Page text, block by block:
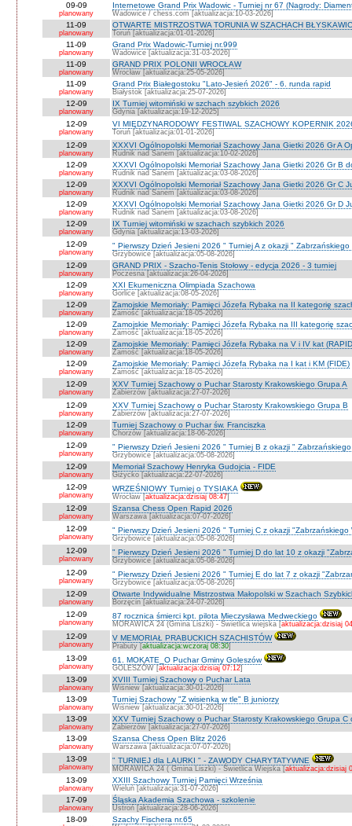
09-09
planowany
Internetowe Grand Prix Wadowic - Turniej nr 67 (Nagrody:
Wadowice / chess.com [aktualizacja:10-03-2026]
11-09
planowany
OTWARTE MISTRZOSTWA TORUNIA W SZACHACH
Toruń [aktualizacja:01-01-2026]
11-09
planowany
Grand Prix Wadowic-Turniej nr.999
Wadowice [aktualizacja:31-03-2026]
11-09
planowany
GRAND PRIX POLONII WROCŁAW
Wrocław [aktualizacja:25-05-2026]
11-09
planowany
Grand Prix Białegostoku "Lato-Jesień 2026" - 6. runda rapid
Białystok [aktualizacja:25-07-2026]
12-09
planowany
IX Turniej witomiński w szchach szybkich 2026
Gdynia [aktualizacja:19-12-2025]
12-09
planowany
VI MIĘDZYNARODOWY FESTIWAL SZACHOWY KOPERNIK
Toruń [aktualizacja:01-01-2026]
12-09
planowany
XXXVI Ogólnopolski Memoriał Szachowy Jana Gietki 2026 Gr A
Rudnik nad Sanem [aktualizacja:10-02-2026]
12-09
planowany
XXXVI Ogólnopolski Memoriał Szachowy Jana Gietki 2026 Gr B
Rudnik nad Sanem [aktualizacja:03-08-2026]
12-09
planowany
XXXVI Ogólnopolski Memoriał Szachowy Jana Gietki 2026 Gr C
Rudnik nad Sanem [aktualizacja:03-08-2026]
12-09
planowany
XXXVI Ogólnopolski Memoriał Szachowy Jana Gietki 2026 Gr D
Rudnik nad Sanem [aktualizacja:03-08-2026]
12-09
planowany
IX Turniej witomiński w szachach szybkich 2026
Gdynia [aktualizacja:13-03-2026]
12-09
planowany
" Pierwszy Dzień Jesieni 2026 " Turniej A z okazji " Zabrzańskiego
Grzybowice [aktualizacja:05-08-2026]
12-09
planowany
GRAND PRIX - Szacho-Tenis Stołowy - edycja 2026 - 3 turniej
Poczesna [aktualizacja:26-04-2026]
12-09
planowany
XXI Ekumeniczna Olimpiada Szachowa
Gorlice [aktualizacja:08-05-2026]
12-09
planowany
Zamojskie Memoriały: Pamięci Józefa Rybaka na II kategorię
Zamość [aktualizacja:18-05-2026]
12-09
planowany
Zamojskie Memoriały: Pamięci Józefa Rybaka na III kategorię
Zamość [aktualizacja:18-05-2026]
12-09
planowany
Zamojskie Memoriały: Pamięci Józefa Rybaka na V i IV kat
Zamość [aktualizacja:18-05-2026]
12-09
planowany
Zamojskie Memoriały: Pamięci Józefa Rybaka na I kat i KM (FIDE)
Zamość [aktualizacja:18-05-2026]
12-09
planowany
XXV Turniej Szachowy o Puchar Starosty Krakowskiego Grupa A
Zabierzów [aktualizacja:27-07-2026]
12-09
planowany
XXV Turniej Szachowy o Puchar Starosty Krakowskiego Grupa B
Zabierzów [aktualizacja:27-07-2026]
12-09
planowany
Turniej Szachowy o Puchar św. Franciszka
Chorzów [aktualizacja:18-06-2026]
12-09
planowany
" Pierwszy Dzień Jesieni 2026 " Turniej B z okazji "
Grzybowice [aktualizacja:05-08-2026]
12-09
planowany
Memoriał Szachowy Henryka Gudojcia - FIDE
Giżycko [aktualizacja:22-07-2026]
12-09
planowany
WRZEŚNIOWY Turniej o TYSIAKA
Wrocław [aktualizacja:dzisiaj 08:47]
12-09
planowany
Szansa Chess Open Rapid 2026
Warszawa [aktualizacja:07-07-2026]
12-09
planowany
" Pierwszy Dzień Jesieni 2026 " Turniej C z okazji "Zabrzańskiego
Grzybowice [aktualizacja:05-08-2026]
12-09
planowany
" Pierwszy Dzień Jesieni 2026 " Turniej D do lat 10 z okazji
Grzybowice [aktualizacja:05-08-2026]
12-09
planowany
" Pierwszy Dzień Jesieni 2026 " Turniej E do lat 7 z okazji
Grzybowice [aktualizacja:05-08-2026]
12-09
planowany
Otwarte Indywidualne Mistrzostwa Małopolski w Szachach
Borzęcin [aktualizacja:24-07-2026]
12-09
planowany
87 rocznica śmierci kpt. pilota Mieczysława Medweckiego
MORAWICA 24 (Gmina Liszki) - Świetlica wiejska [aktualizacja:dzisiaj
12-09
planowany
V MEMORIAŁ PRABUCKICH SZACHISTÓW
Prabuty [aktualizacja:wczoraj 08:30]
13-09
planowany
61. MOKATE_O Puchar Gminy Goleszów
GOLESZÓW [aktualizacja:dzisiaj 07:12]
13-09
planowany
XVIII Turniej Szachowy o Puchar Lata
Wiśniew [aktualizacja:30-01-2026]
13-09
planowany
Turniej Szachowy "Z wisienką w tle" B juniorzy
Wiśniew [aktualizacja:30-01-2026]
13-09
planowany
XXV Turniej Szachowy o Puchar Starosty Krakowskiego Grupa C
Zabierzów [aktualizacja:27-07-2026]
13-09
planowany
Szansa Chess Open Blitz 2026
Warszawa [aktualizacja:07-07-2026]
13-09
planowany
" TURNIEJ dla LAURKI " - ZAWODY CHARYTATYWNE
MORAWICA 24 ( Gmina Liszki) - Świetlica Wiejska [aktualizacja:dzisiaj
13-09
planowany
XXIII Szachowy Turniej Pamięci Września
Wieluń [aktualizacja:31-07-2026]
17-09
planowany
Śląska Akademia Szachowa - szkolenie
Ustroń [aktualizacja:28-06-2026]
18-09 Szachy Fischera nr.65